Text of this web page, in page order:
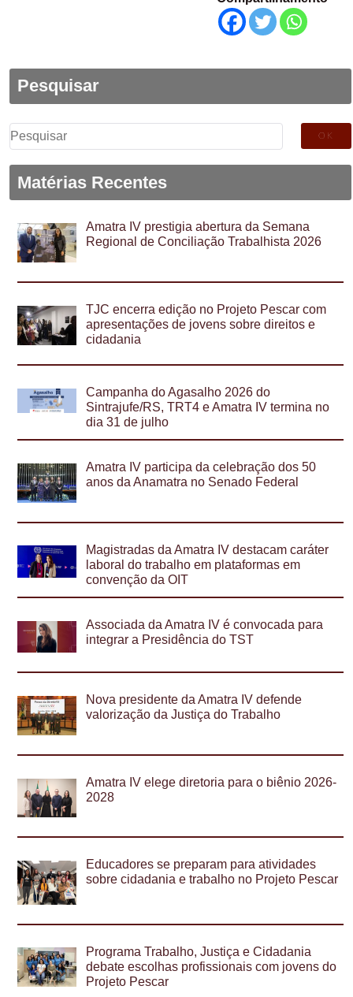
Pesquisar
Pesquisar
por:
Matérias Recentes
Amatra IV prestigia abertura da Semana
Regional de Conciliação Trabalhista 2026
TJC encerra edição no Projeto Pescar com
apresentações de jovens sobre direitos e
cidadania
Campanha do Agasalho 2026 do
Sintrajufe/RS, TRT4 e Amatra IV termina no
dia 31 de julho
Amatra IV participa da celebração dos 50
anos da Anamatra no Senado Federal
Magistradas da Amatra IV destacam caráter
laboral do trabalho em plataformas em
convenção da OIT
Associada da Amatra IV é convocada para
integrar a Presidência do TST
Nova presidente da Amatra IV defende
valorização da Justiça do Trabalho
Amatra IV elege diretoria para o biênio 2026-
2028
Educadores se preparam para atividades
sobre cidadania e trabalho no Projeto Pescar
Programa Trabalho, Justiça e Cidadania
debate escolhas profissionais com jovens do
Projeto Pescar